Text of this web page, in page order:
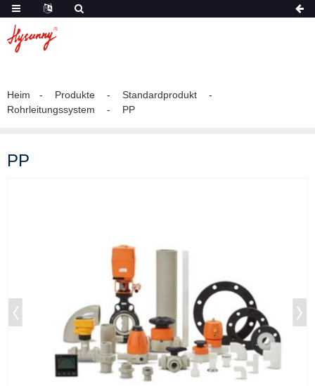
Heim Produkte
Standardprodukt
Rohrleitungssystem
PP
PP